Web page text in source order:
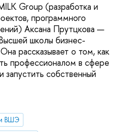
Group (разработка и
программного
Аксана Прутцкова —
школы бизнес-
рассказывает о том, как
профессионалом в сфере
запустить собственный
ВШЭ